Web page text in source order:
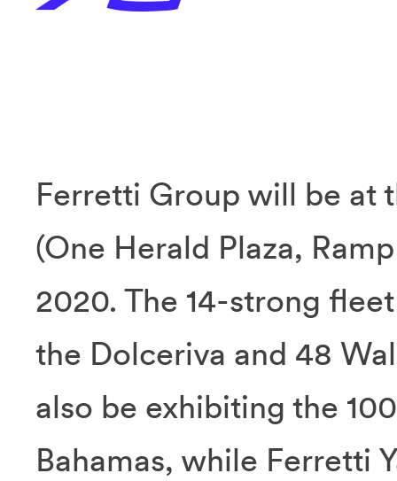
Ferretti Group will be at
(One Herald Plaza,
2020. The 14-strong
the Dolceriva and 48
also be exhibiting the
Bahamas, while Ferretti